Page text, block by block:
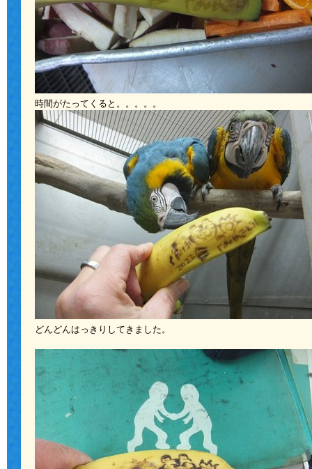
時間がたってくると。。。。。
どんどんはっきりしてきました。